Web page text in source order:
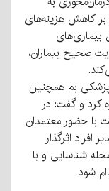
بر کاهش هزینه‌های
بیماری‌های
صحیح بیماران،
پزشکی بم همچنین
کرد و گفت: در
با حضور معتمدان
افراد اثرگذار
شناسایی و با
شود.